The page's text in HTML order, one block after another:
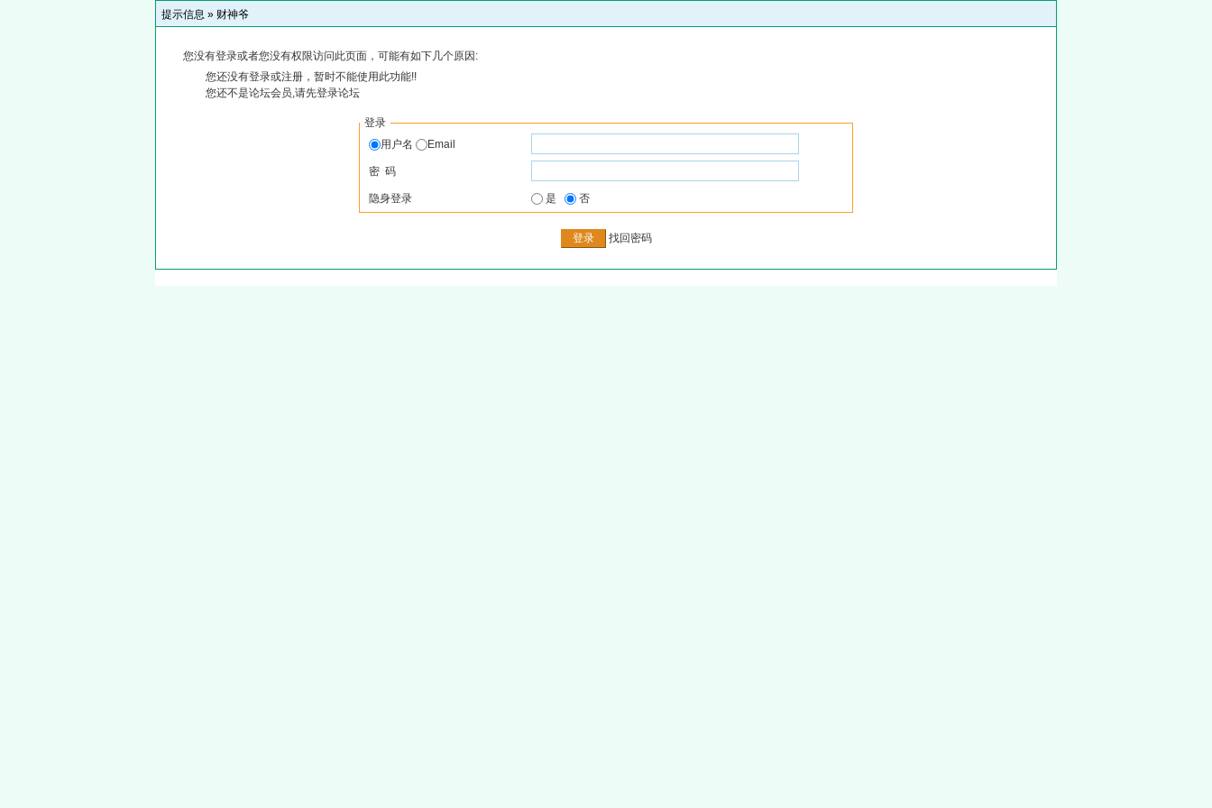
提示信息 » 财神爷
您没有登录或者您没有权限访问此页面，可能有如下几个原因:
您还没有登录或注册，暂时不能使用此功能!!
您还不是论坛会员,请先登录论坛
登录
用户名
Email
密 码
隐身登录 是 否
找回密码